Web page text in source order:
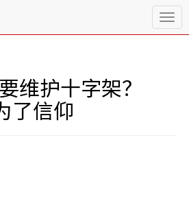
T
o
维护十字架？
了信仰